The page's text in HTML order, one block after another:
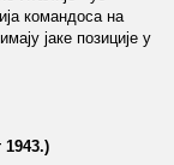
командоса на
јаке позиције у
1943.)